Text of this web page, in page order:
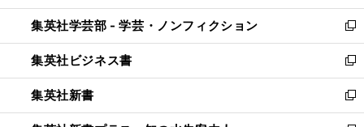
開
く
ウ
で
開
く
ン
ド
ウ
で
開
く
ウ
ィ
ン
ド
ウ
で
開
集英社学芸部 - 学芸・ノンフィクション
新
し
い
ウ
ィ
ン
集英社ビジネス書
新
し
い
ウ
集英社新書
新
し